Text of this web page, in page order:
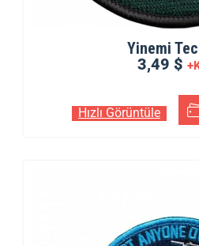
Yinemi
3,49 $
Hızlı Görüntüle